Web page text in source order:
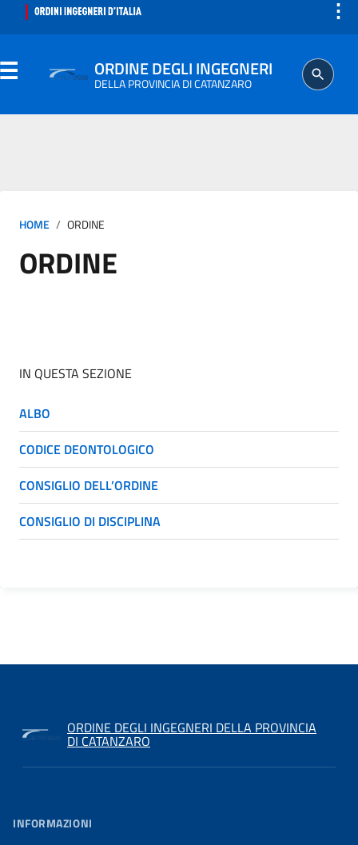
⋮
ORDINE DEGLI INGEGNERI
DELLA PROVINCIA DI CATANZARO
ISCRITTO
PROFESSIONE
HOME ORDINE
ORDINE
IN QUESTA SEZIONE
ALBO
CODICE DEONTOLOGICO
CONSIGLIO DELL’ORDINE
CONSIGLIO DI DISCIPLINA
ORDINE DEGLI INGEGNERI DELLA PROVINCIA
DI CATANZARO
INFORMAZIONI